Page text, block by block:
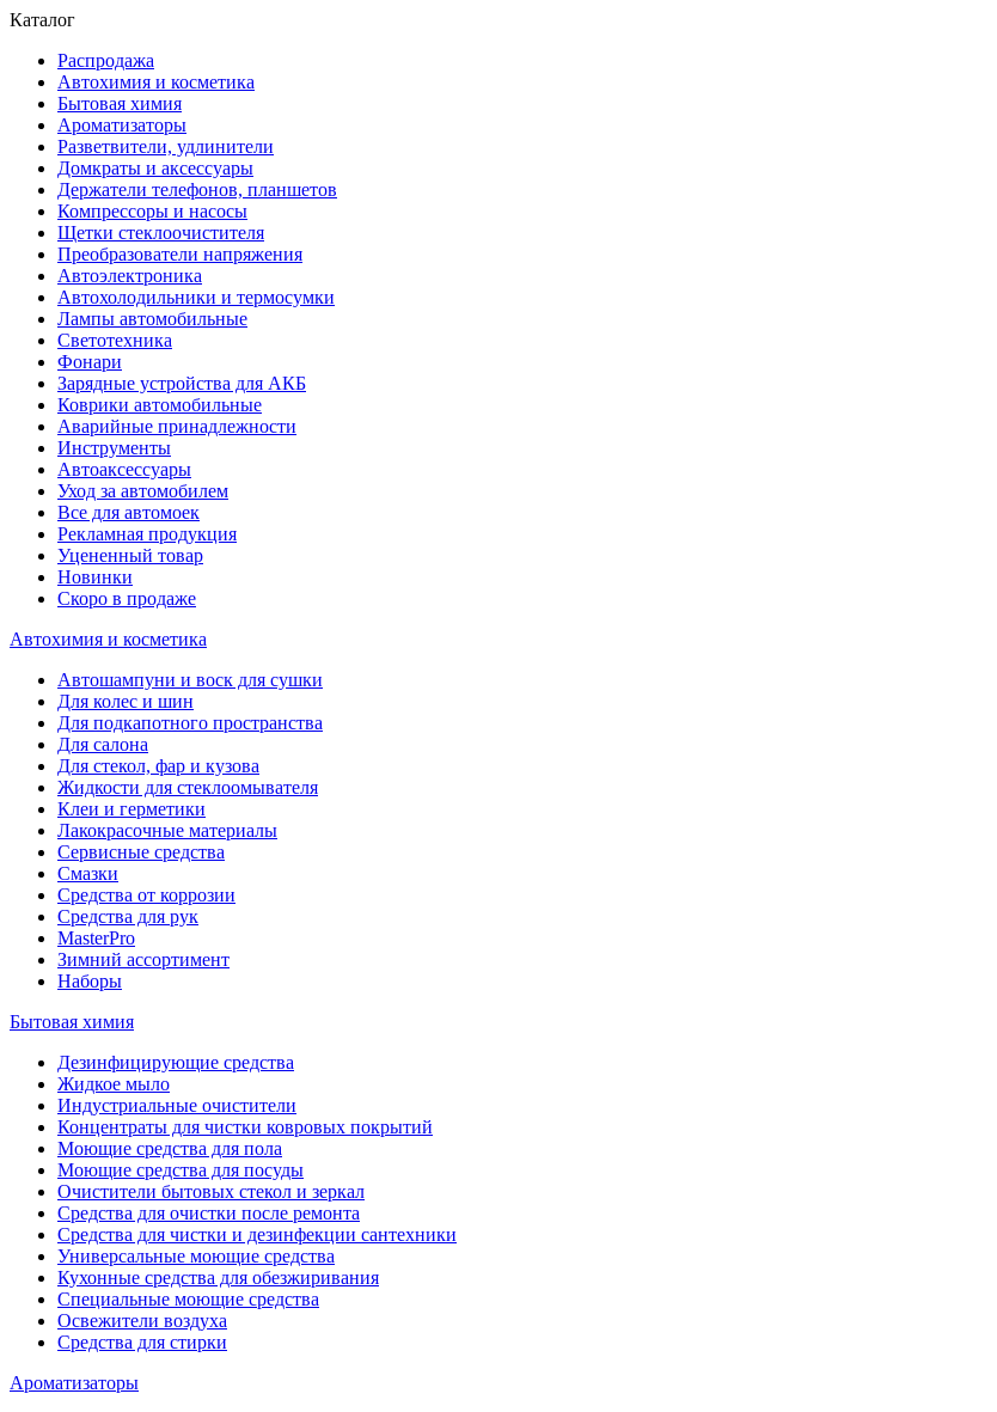
Каталог
Распродажа
Автохимия и косметика
Бытовая химия
Ароматизаторы
Разветвители, удлинители
Домкраты и аксессуары
Держатели телефонов, планшетов
Компрессоры и насосы
Щетки стеклоочистителя
Преобразователи напряжения
Автоэлектроника
Автохолодильники и термосумки
Лампы автомобильные
Светотехника
Фонари
Зарядные устройства для АКБ
Коврики автомобильные
Аварийные принадлежности
Инструменты
Автоаксессуары
Уход за автомобилем
Все для автомоек
Рекламная продукция
Уцененный товар
Новинки
Скоро в продаже
Автохимия и косметика
Автошампуни и воск для сушки
Для колес и шин
Для подкапотного пространства
Для салона
Для стекол, фар и кузова
Жидкости для стеклоомывателя
Клеи и герметики
Лакокрасочные материалы
Сервисные средства
Смазки
Средства от коррозии
Средства для рук
MasterPro
Зимний ассортимент
Наборы
Бытовая химия
Дезинфицирующие средства
Жидкое мыло
Индустриальные очистители
Концентраты для чистки ковровых покрытий
Моющие средства для пола
Моющие средства для посуды
Очистители бытовых стекол и зеркал
Средства для очистки после ремонта
Средства для чистки и дезинфекции сантехники
Универсальные моющие средства
Кухонные средства для обезжиривания
Специальные моющие средства
Освежители воздуха
Средства для стирки
Ароматизаторы